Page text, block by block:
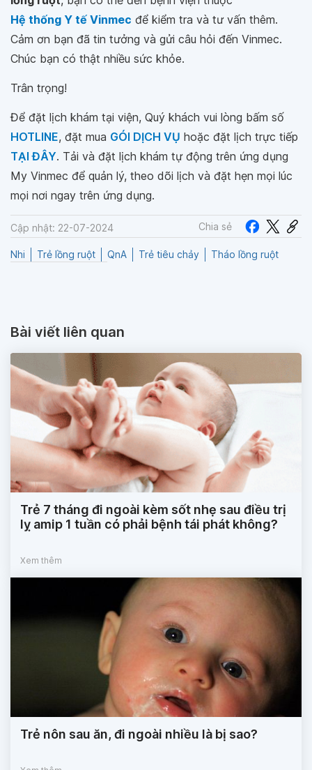
Hệ thống Y tế Vinmec để kiểm tra và tư vấn thêm.
Cảm ơn bạn đã tin tưởng và gửi câu hỏi đến Vinmec.
Chúc bạn có thật nhiều sức khỏe.
Trân trọng!
Để đặt lịch khám tại viện, Quý khách vui lòng bấm số
HOTLINE, đặt mua GÓI DỊCH VỤ hoặc đặt lịch trực tiếp
TẠI ĐÂY. Tải và đặt lịch khám tự động trên ứng dụng
My Vinmec để quản lý, theo dõi lịch và đặt hẹn mọi lúc
mọi nơi ngay trên ứng dụng.
Cập nhật: 22-07-2024 Chia sẻ
Nhi Trẻ lồng ruột QnA Trẻ tiêu chảy Tháo lồng ruột
Bài viết liên quan
Trẻ 7 tháng đi ngoài kèm sốt nhẹ sau điều trị
lỵ amip 1 tuần có phải bệnh tái phát không?
Xem thêm
Trẻ nôn sau ăn, đi ngoài nhiều là bị sao?